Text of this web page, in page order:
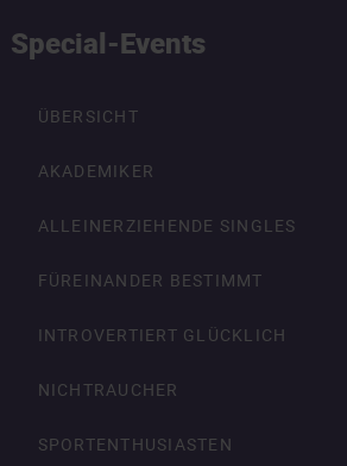
Special-Events
ÜBERSICHT
AKADEMIKER
ALLEINERZIEHENDE SINGLES
FÜREINANDER BESTIMMT
INTROVERTIERT GLÜCKLICH
NICHTRAUCHER
SPORTENTHUSIASTEN